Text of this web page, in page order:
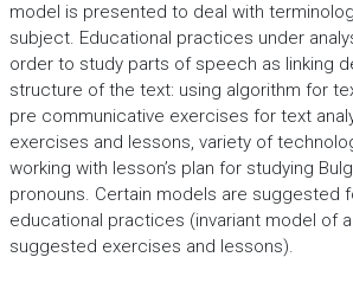
model is presented to deal with
subject. Educational practices under
order to study parts of speech as linking
structure of the text: using algorithm for
pre communicative exercises for text
exercises and lessons, variety of
working with lesson’s plan for studying
pronouns. Certain models are suggested
educational practices (invariant model of
suggested exercises and lessons).